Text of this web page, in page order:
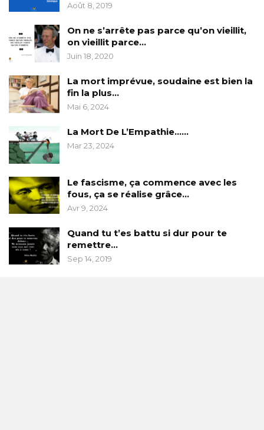
Août 8, 2019
On ne s’arrête pas parce qu’on vieillit,
on vieillit parce…
Juin 18, 2020
La mort imprévue, soudaine est bien la
fin la plus…
Mai 6, 2024
La Mort De L’Empathie……
Mar 23, 2024
Le fascisme, ça commence avec les
fous, ça se réalise grâce…
Avr 9, 2024
Quand tu t’es battu si dur pour te
remettre…
Sep 14, 2019